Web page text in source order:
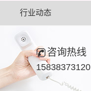
行业动态
咨询热线
15838373120